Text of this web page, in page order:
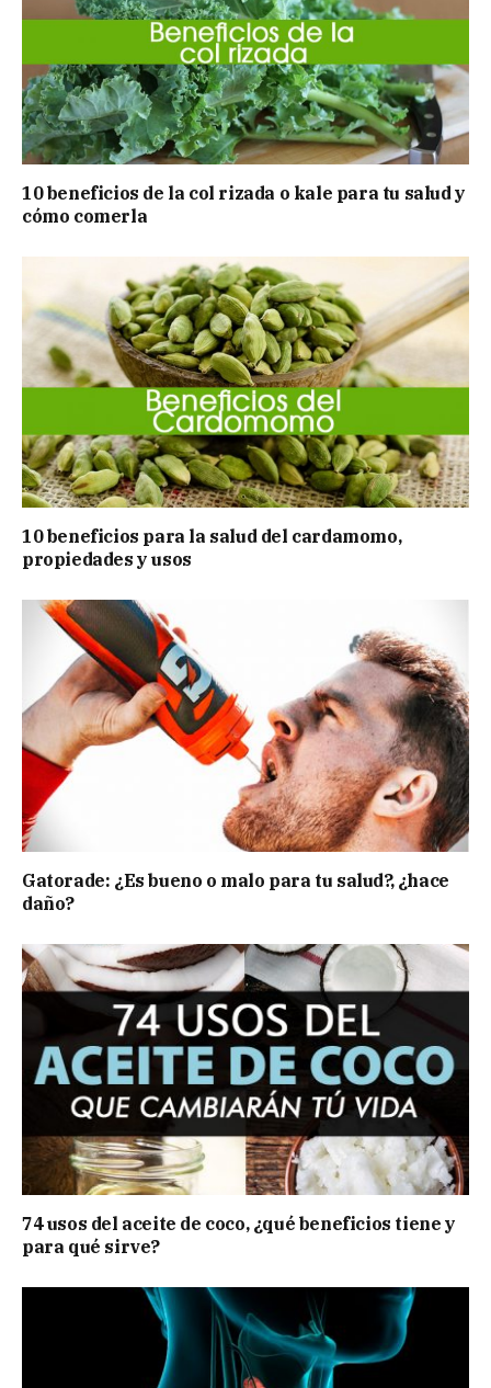
10 beneficios de la col rizada o kale para tu salud y
cómo comerla
10 beneficios para la salud del cardamomo,
propiedades y usos
Gatorade: ¿Es bueno o malo para tu salud?, ¿hace
daño?
74 usos del aceite de coco, ¿qué beneficios tiene y
para qué sirve?